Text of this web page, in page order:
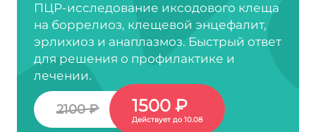
ПЦР-исследование иксодового клеща
на боррелиоз, клещевой энцефалит,
эрлихиоз и анаплазмоз. Быстрый ответ
для решения о профилактике и
лечении.
2100 ₽ 1500 ₽
Действует до 10.08